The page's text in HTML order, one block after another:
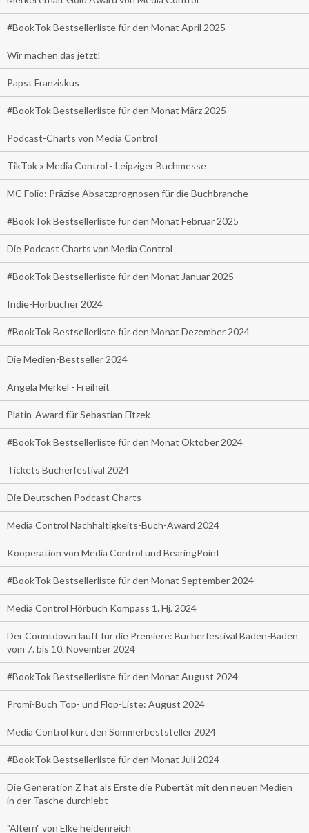
#BookTok Bestsellerliste für den Monat April 2025
Wir machen das jetzt!
Papst Franziskus
#BookTok Bestsellerliste für den Monat März 2025
Podcast-Charts von Media Control
TikTok x Media Control - Leipziger Buchmesse
MC Folio: Präzise Absatzprognosen für die Buchbranche
#BookTok Bestsellerliste für den Monat Februar 2025
Die Podcast Charts von Media Control
#BookTok Bestsellerliste für den Monat Januar 2025
Indie-Hörbücher 2024
#BookTok Bestsellerliste für den Monat Dezember 2024
Die Medien-Bestseller 2024
Angela Merkel - Freiheit
Platin-Award für Sebastian Fitzek
#BookTok Bestsellerliste für den Monat Oktober 2024
Tickets Bücherfestival 2024
Die Deutschen Podcast Charts
Media Control Nachhaltigkeits-Buch-Award 2024
Kooperation von Media Control und BearingPoint
#BookTok Bestsellerliste für den Monat September 2024
Media Control Hörbuch Kompass 1. Hj. 2024
Der Countdown läuft für die Premiere: Bücherfestival Baden-Baden
vom 7. bis 10. November 2024
#BookTok Bestsellerliste für den Monat August 2024
Promi-Buch Top- und Flop-Liste: August 2024
Media Control kürt den Sommerbeststeller 2024
#BookTok Bestsellerliste für den Monat Juli 2024
Die Generation Z hat als Erste die Pubertät mit den neuen Medien
in der Tasche durchlebt
"Altern" von Elke heidenreich